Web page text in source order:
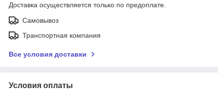
Доставка осуществляется только по предоплате.
Самовывоз
Транспортная компания
Все условия доставки
Условия оплаты